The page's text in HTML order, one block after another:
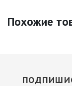
Похожие